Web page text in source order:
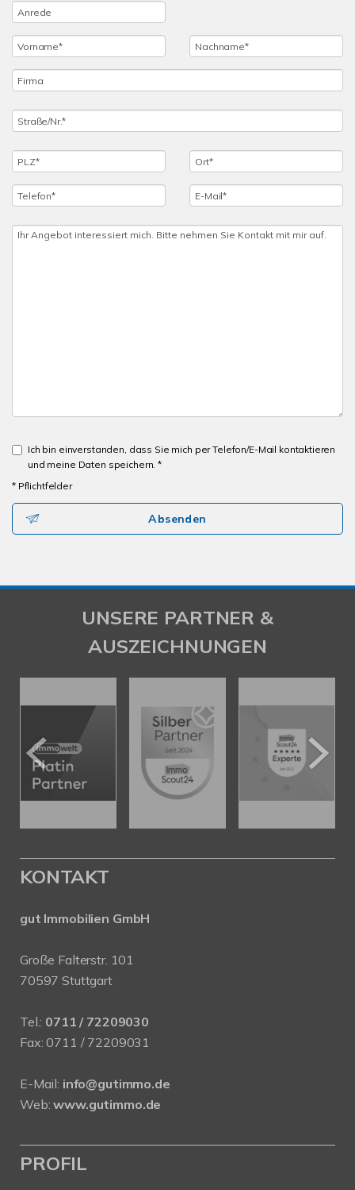
Ich bin einverstanden, dass Sie mich per Telefon/E-Mail kontaktieren
und meine Daten speichern. *
* Pflichtfelder
Absenden
UNSERE PARTNER &
AUSZEICHNUNGEN
KONTAKT
gut Immobilien GmbH
Große Falterstr. 101
70597 Stuttgart
Tel.: 0711 / 72209030
Fax: 0711 / 72209031
E-Mail: info@gutimmo.de
Web:www.gutimmo.de
PROFIL